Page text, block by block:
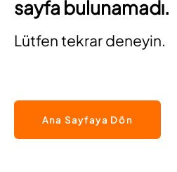
sayfa bulunamadı.
Lütfen tekrar deneyin.
Ana Sayfaya Dön